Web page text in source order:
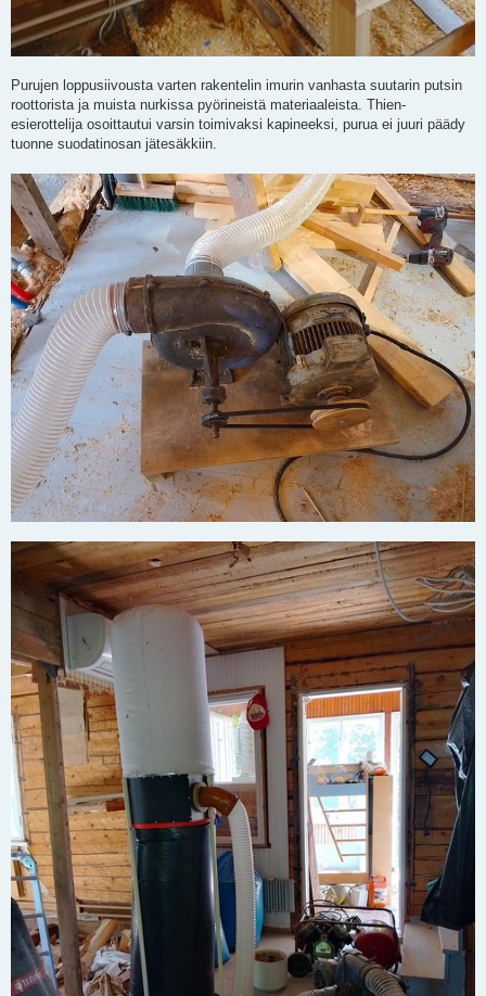
Purujen loppusiivousta varten rakentelin imurin vanhasta suutarin putsin
roottorista ja muista nurkissa pyörineistä materiaaleista. Thien-
esierottelija osoittautui varsin toimivaksi kapineeksi, purua ei juuri päädy
tuonne suodatinosan jätesäkkiin.